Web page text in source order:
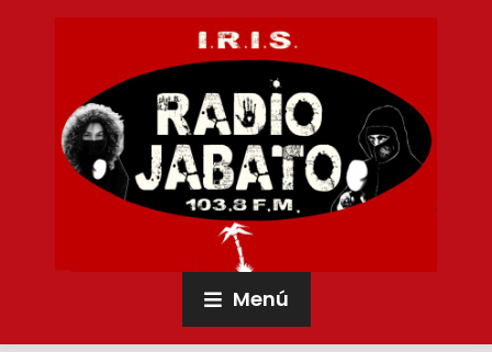
Menú